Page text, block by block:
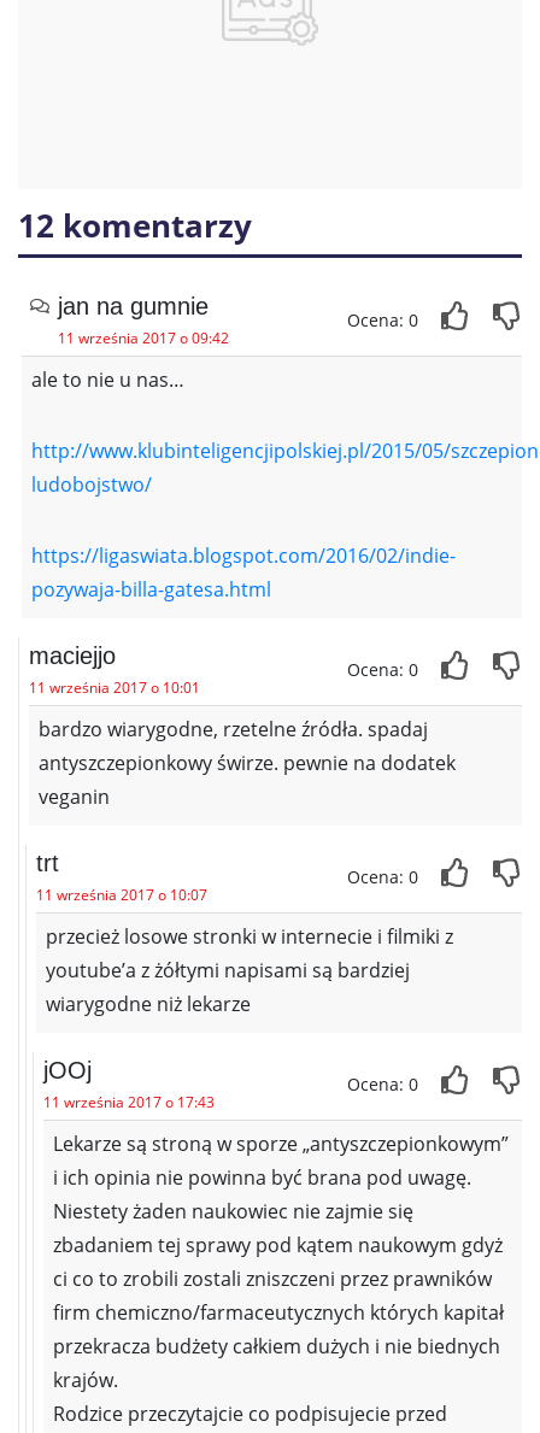
12 komentarzy
jan na gumnie
11 września 2017 o 09:42
Ocena: 0
ale to nie u nas…
http://www.klubinteligencjipolskiej.pl/2015/05/
ludobojstwo/
https://ligaswiata.blogspot.com/2016/02/indie-
pozywaja-billa-gatesa.html
maciejjo
11 września 2017 o 10:01
Ocena: 0
bardzo wiarygodne, rzetelne źródła. spadaj
antyszczepionkowy świrze. pewnie na dodatek
veganin
trt
11 września 2017 o 10:07
Ocena: 0
przecież losowe stronki w internecie i filmiki z
youtube’a z żółtymi napisami są bardziej
wiarygodne niż lekarze
jOOj
11 września 2017 o 17:43
Ocena: 0
Lekarze są stroną w sporze „antyszczepionkowym”
i ich opinia nie powinna być brana pod uwagę.
Niestety żaden naukowiec nie zajmie się
zbadaniem tej sprawy pod kątem naukowym gdyż
ci co to zrobili zostali zniszczeni przez prawników
firm chemiczno/farmaceutycznych których kapitał
przekracza budżety całkiem dużych i nie biednych
krajów.
Rodzice przeczytajcie co podpisujecie przed